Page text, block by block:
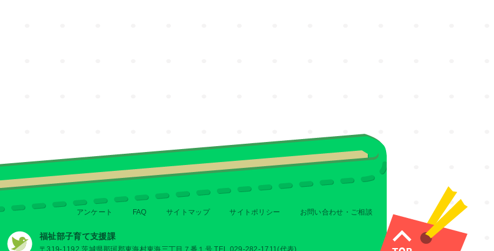
アンケート FAQ サイトマップ サイトポリシー お問い合わせ・ご相談
福祉部子育て支援課
〒319-1192 茨城県那珂郡東海村東海三丁目７番１号 TEL 029-282-1711(代表)